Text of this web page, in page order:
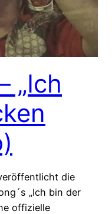
„Ich
die
„Ich bin der
offizielle